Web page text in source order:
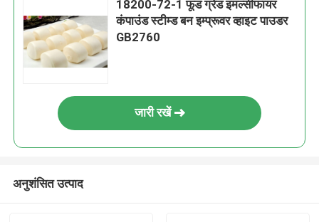
18200-72-1 फूड ग्रेड इमल्सीफायर
कंपाउंड स्टीम्ड बन इम्प्रूवर व्हाइट पाउडर
GB2760
जारी रखें
अनुशंसित उत्पाद